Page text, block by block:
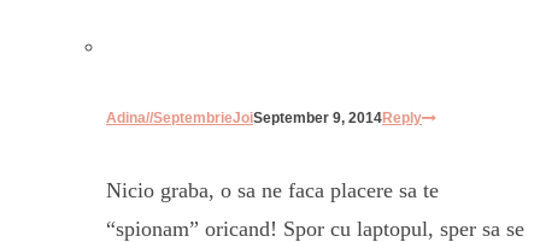
Adina//SeptembrieJoiSeptember 9, 2014Reply
Nicio graba, o sa ne faca placere sa te
“spionam” oricand! Spor cu laptopul, sper sa se